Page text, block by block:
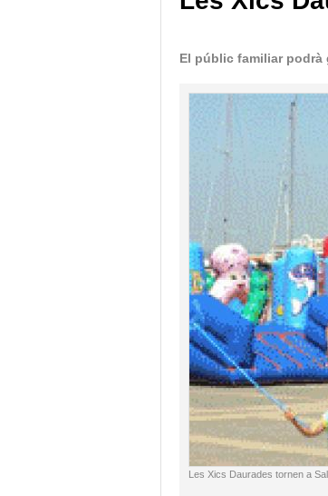
El públic familiar podrà
Les Xics Daurades tornen a